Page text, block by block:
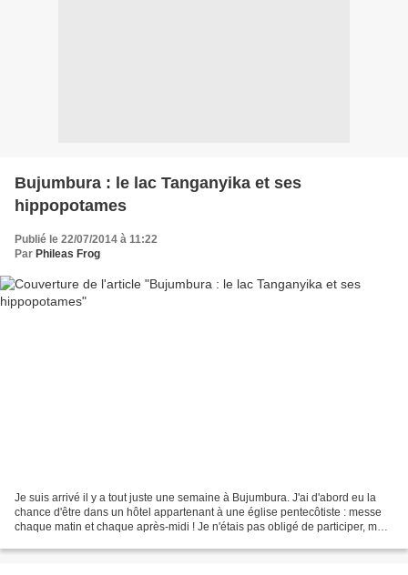
Bujumbura : le lac Tanganyika et ses
hippopotames
Publié le 22/07/2014 à 11:22
Par Phileas Frog
Je suis arrivé il y a tout juste une semaine à Bujumbura. J'ai d'abord eu la
chance d'être dans un hôtel appartenant à une église pentecôtiste : messe
chaque matin et chaque après-midi ! Je n'étais pas obligé de participer, mais